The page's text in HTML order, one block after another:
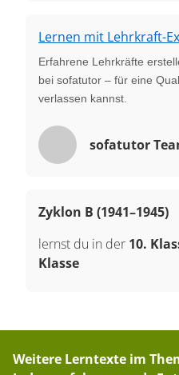
Lernen mit Lehrkraft-
Erfahrene Lehrkräfte
bei sofatutor – für eine
verlassen kannst.
sofatutor
Zyklon B (1941–1945)
lernst du in der 10.
Klasse
Weitere Lerntexte im